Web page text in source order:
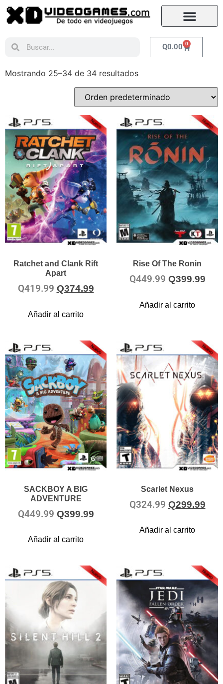
Q0.00 0
Mostrando 25–34 de 34 resultados
Ratchet and Clank Rift
Apart
Q419.99 Q374.99
Añadir al carrito
Rise Of The Ronin
Q449.99 Q399.99
Añadir al carrito
SACKBOY A BIG
ADVENTURE
Q449.99 Q399.99
Añadir al carrito
Scarlet Nexus
Q324.99 Q299.99
Añadir al carrito